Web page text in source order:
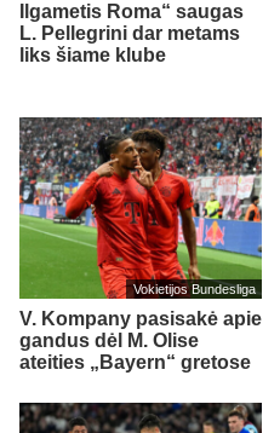
Ilgametis Roma“ saugas
L. Pellegrini dar metams
liks šiame klube
Vokietijos Bundesliga
V. Kompany pasisakė apie
gandus dėl M. Olise
ateities „Bayern“ gretose